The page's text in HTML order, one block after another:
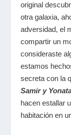
original
otra galaxia,
adversidad, el
compartir un
consideraste
estamos
secreta con la
Samir y
hacen estallar
habitación en